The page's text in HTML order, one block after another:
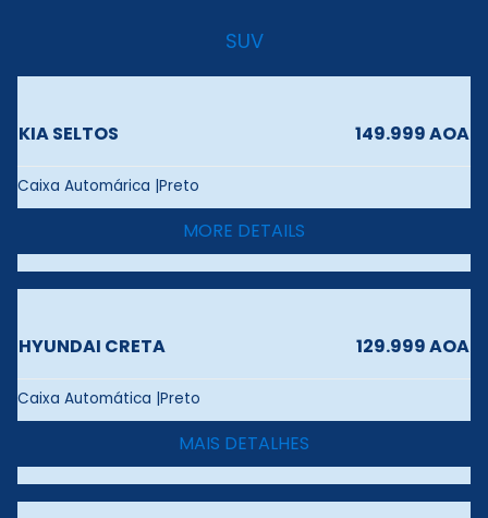
SUV
KIA SELTOS 149.999 AOA
Caixa Automárica |Preto
MORE DETAILS
HYUNDAI CRETA 129.999 AOA
Caixa Automática |Preto
MAIS DETALHES